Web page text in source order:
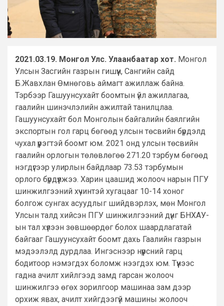
2021.03.19. Монгол Улс. Улаанбаатар хот. Монгол
Улсын Засгийн газрын гишүүн, Сангийн сайд
Б.Жавхлан Өмнөговь аймагт ажиллаж байна.
Тэрбээр Гашуунсухайт боомтын үйл ажиллагаа,
гаалийн шинэчлэлийн ажилтай танилцлаа.
Гашуунсухайт бол Монголын байгалийн баялгийн
экспортын гол гарц бөгөөд улсын төсвийн бүрдэлд
чухал үүрэгтэй боомт юм. 2021 онд улсын төсвийн
гаалийн орлогын төлөвлөгөө 271.20 тэрбум бөгөөд
нэгдүгээр улирлын байдлаар 73.53 тэрбумын
орлого бүрдүүлжээ. Харин цаашид жолооч нарын ПГУ
шинжилгээний хүчинтэй хугацааг 10-14 хоног
болгож сунгах асуудлыг шийдвэрлэх, мөн Монгол
Улсын талд хийсэн ПГУ шинжилгээний дүнг БНХАУ-
ын тал хүлээн зөвшөөрдөг болох шаардлагатай
байгааг Гашуунсухайт боомт дахь Гаалийн газрын
мэдээлэлд дурдлаа. Ингэснээр нүүрсний гарц
бодитоор нэмэгдэх боломж нээгдэх юм. Түүнээс
гадна ачилт хийлгээд замд гарсан жолооч
шинжилгээ өгөх зорилгоор машинаа зам дээр
орхиж явах, ачилт хийгдээгүй машины жолооч